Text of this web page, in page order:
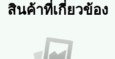
สินค้าที่เกี่ยวข้อง